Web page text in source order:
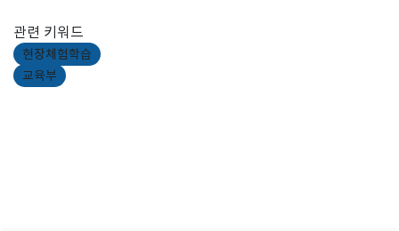
관련 키워드
현장체험학습
교육부